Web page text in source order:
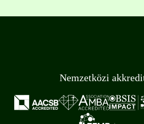
Nemzetközi